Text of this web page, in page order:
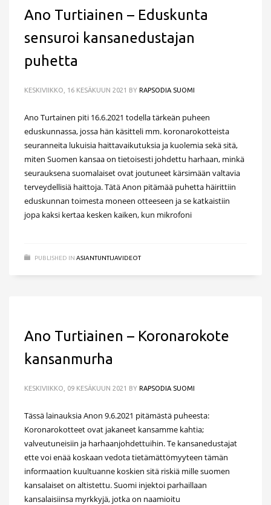
Ano Turtiainen – Eduskunta
sensuroi kansanedustajan
puhetta
KESKIVIIKKO, 16 KESÄKUUN 2021 BY RAPSODIA SUOMI
Ano Turtainen piti 16.6.2021 todella tärkeän puheen
eduskunnassa, jossa hän käsitteli mm. koronarokotteista
seuranneita lukuisia haittavaikutuksia ja kuolemia sekä sitä,
miten Suomen kansaa on tietoisesti johdettu harhaan, minkä
seurauksena suomalaiset ovat joutuneet kärsimään valtavia
terveydellisiä haittoja. Tätä Anon pitämää puhetta häirittiin
eduskunnan toimesta moneen otteeseen ja se katkaistiin
jopa kaksi kertaa kesken kaiken, kun mikrofoni
PUBLISHED IN ASIANTUNTIJAVIDEOT
Ano Turtiainen – Koronarokote
kansanmurha
KESKIVIIKKO, 09 KESÄKUUN 2021 BY RAPSODIA SUOMI
Tässä lainauksia Anon 9.6.2021 pitämästä puheesta:
Koronarokotteet ovat jakaneet kansamme kahtia;
valveutuneisiin ja harhaanjohdettuihin. Te kansanedustajat
ette voi enää koskaan vedota tietämättömyyteen tämän
informaation kuultuanne koskien sitä riskiä mille suomen
kansalaiset on altistettu. Suomi injektoi parhaillaan
kansalaisiinsa myrkkyjä, jotka on naamioitu